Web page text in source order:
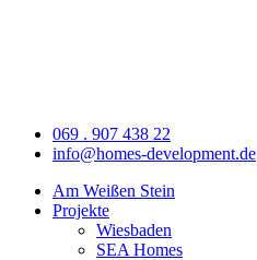
069 . 907 438 22
info@homes-development.de
Am Weißen Stein
Projekte
Wiesbaden
SEA Homes